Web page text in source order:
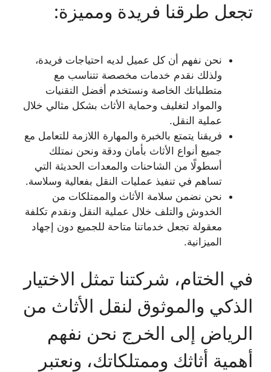
تجعل طرقنا فريدة ومميزة:
نحن نفهم أن كل عميل لديه احتياجات فريدة،
ولذلك نقدم خدمات مخصصة تتناسب مع
متطلباتك الخاصة ونستخدم أفضل التقنيات
والمواد لتغليف وحماية الأثاث بشكل مثالي خلال
عملية النقل.
فريقنا يتمتع بالخبرة والمهارة اللازمة للتعامل مع
جميع أنواع الأثاث بأمان ودقة ونحن نمتلك
أسطولًا من الشاحنات والمعدات الحديثة التي
تساهم في تنفيذ عمليات النقل بفعالية وسلاسة.
نحن نضمن سلامة الأثاث والممتلكات من
الخدوش والتلف خلال عملية النقل ونقدم تكلفة
معقولة تجعل خدماتنا متاحة للجميع دون إجهاد
الميزانية.
في الختام، شركتنا تمثل الاختيار
الذكي والموثوق لنقل الأثاث من
الرياض إلى الخرج نحن نفهم
أهمية أثاثك وممتلكاتك، ونعتبر